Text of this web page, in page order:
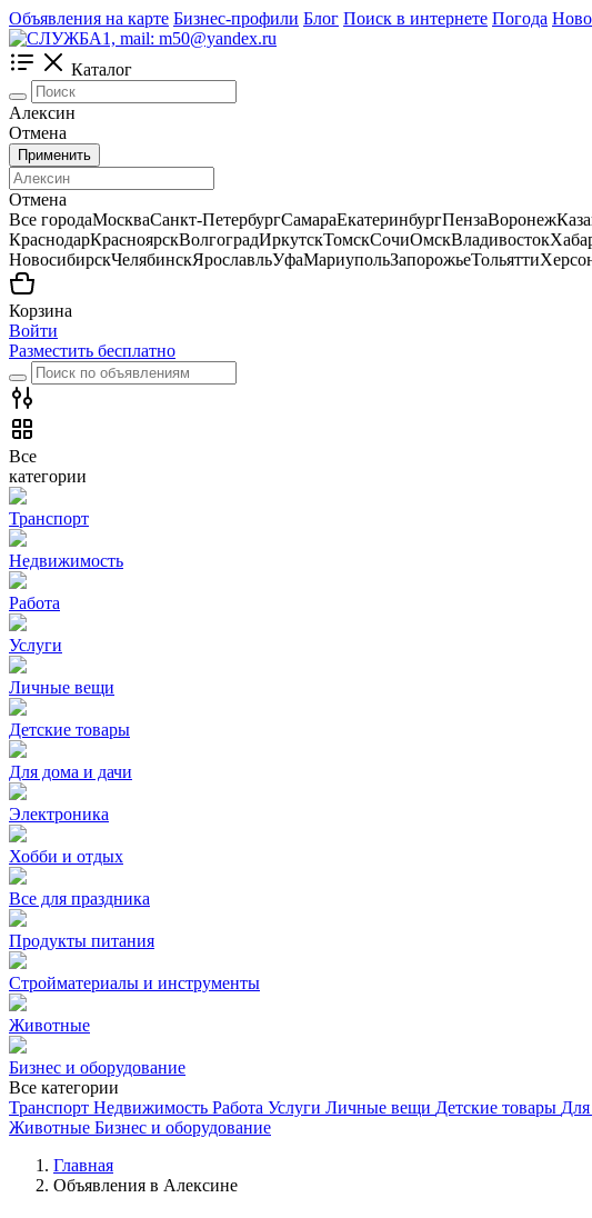
Объявления на карте Бизнес-профили Блог Поиск в интернете Погода
Каталог
Алексин
Отмена
Применить
Отмена
Все городаМоскваСанкт-ПетербургСамараЕкатеринбургПензаВоронеж
КраснодарКрасноярскВолгоградИркутскТомскСочиОмскВладивосток
НовосибирскЧелябинскЯрославльУфаМариупольЗапорожьеТольятти
Корзина
Войти
Разместить бесплатно
Все
категории
Транспорт
Недвижимость
Работа
Услуги
Личные вещи
Детские товары
Для дома и дачи
Электроника
Хобби и отдых
Все для праздника
Продукты питания
Стройматериалы и инструменты
Животные
Бизнес и оборудование
Все категории
Транспорт Недвижимость Работа Услуги Личные вещи Детские товары
Животные Бизнес и оборудование
Главная
Объявления в Алексине